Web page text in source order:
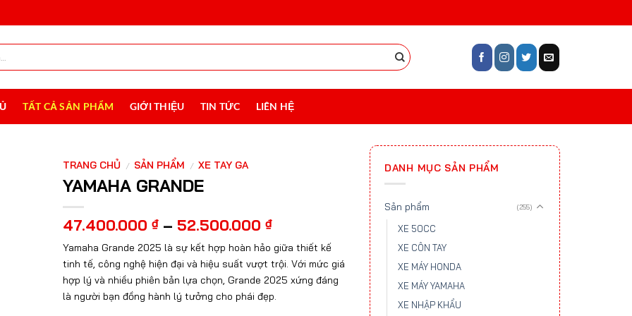
TẤT CẢ SẢN PHẨM GIỚI THIỆU TIN TỨC LIÊN HỆ
DANH MỤC SẢN PHẨM
Sản phẩm (255)
XE 50CC
XE CÔN TAY
XE MÁY HONDA
XE MÁY YAMAHA
XE NHẬP KHẨU
TRANG CHỦ / SẢN PHẨM / XE TAY GA
YAMAHA GRANDE
47.400.000 ₫ – 52.500.000 ₫Khoảng
từ
47.400.000 ₫
đến
52.500.000 ₫
Yamaha Grande 2025 là sự kết hợp hoàn hảo giữa thiết kế
tinh tế, công nghệ hiện đại và hiệu suất vượt trội. Với mức giá
hợp lý và nhiều phiên bản lựa chọn, Grande 2025 xứng đáng
là người bạn đồng hành lý tưởng cho phái đẹp.